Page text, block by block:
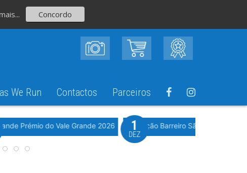
We Run Contactos Parceiros
Evento WeTiming
Prémio do Vale Grande 2026 6ª Edição Barreiro São Silvestre
1
DEZ
Concordo